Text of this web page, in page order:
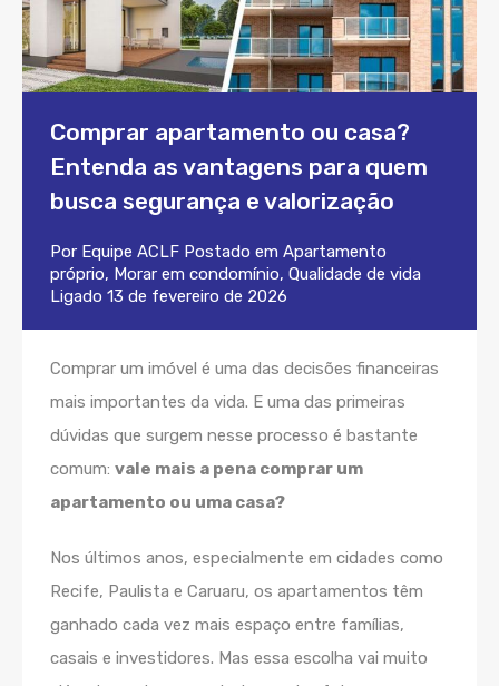
Comprar apartamento ou casa?
Entenda as vantagens para quem
busca segurança e valorização
Por Equipe ACLF Postado em Apartamento
próprio, Morar em condomínio, Qualidade de vida
Ligado 13 de fevereiro de 2026
Comprar um imóvel é uma das decisões financeiras
mais importantes da vida. E uma das primeiras
dúvidas que surgem nesse processo é bastante
comum: vale mais a pena comprar um
apartamento ou uma casa?
Nos últimos anos, especialmente em cidades como
Recife, Paulista e Caruaru, os apartamentos têm
ganhado cada vez mais espaço entre famílias,
casais e investidores. Mas essa escolha vai muito